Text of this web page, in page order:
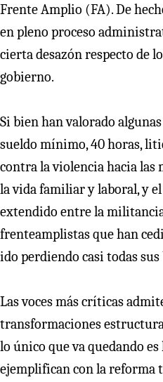
Frente Amplio (FA). De
en pleno proceso
cierta desazón respecto de
gobierno.
Si bien han valorado
sueldo mínimo, 40 horas,
contra la violencia hacia
la vida familiar y laboral, y
extendido entre la
frenteamplistas que han
ido perdiendo casi todas sus
Las voces más críticas
transformaciones
lo único que va quedando
ejemplifican con la reforma